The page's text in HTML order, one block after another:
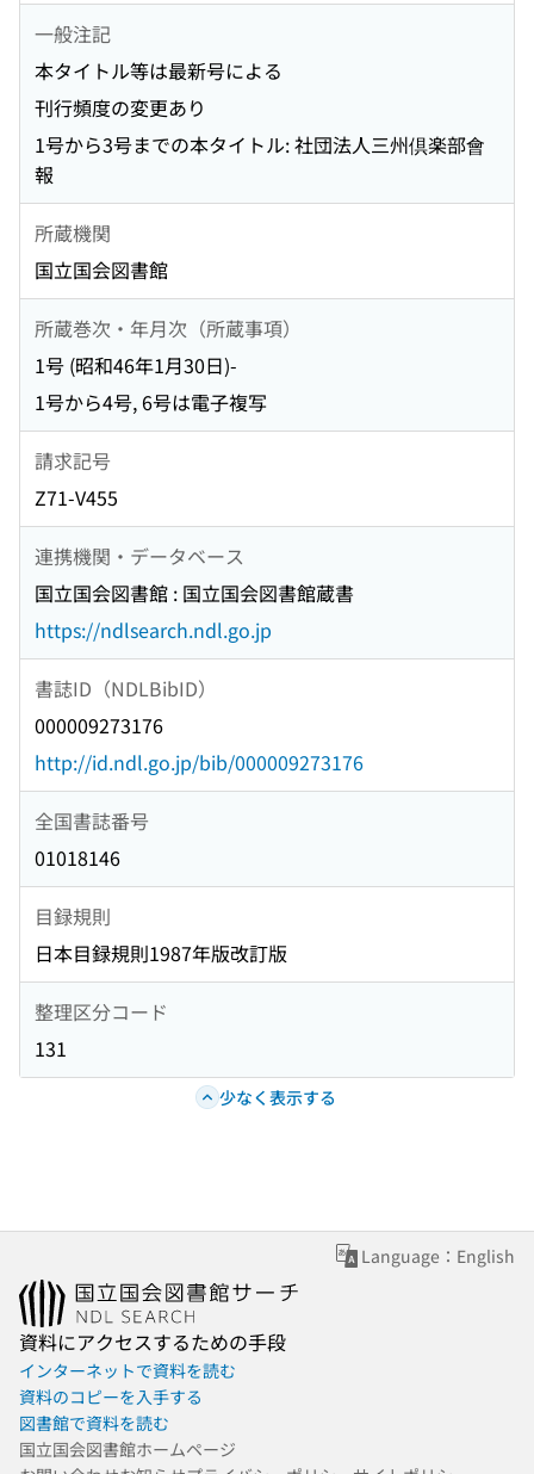
一般注記
本タイトル等は最新号による
刊行頻度の変更あり
1号から3号までの本タイトル: 社団法人三州倶楽部會
報
所蔵機関
国立国会図書館
所蔵巻次・年月次（所蔵事項）
1号 (昭和46年1月30日)-
1号から4号, 6号は電子複写
請求記号
Z71-V455
連携機関・データベース
国立国会図書館 : 国立国会図書館蔵書
https://ndlsearch.ndl.go.jp
書誌ID（NDLBibID）
000009273176
http://id.ndl.go.jp/bib/000009273176
全国書誌番号
01018146
目録規則
日本目録規則1987年版改訂版
整理区分コード
131
少なく表示する
Language：English
資料にアクセスするための手段
インターネットで資料を読む
資料のコピーを入手する
図書館で資料を読む
国立国会図書館ホームページ